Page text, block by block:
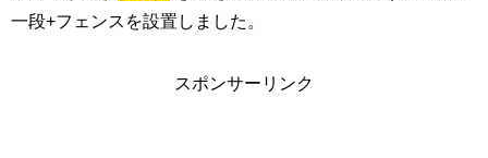
一段+フェンスを設置しました。
スポンサーリンク